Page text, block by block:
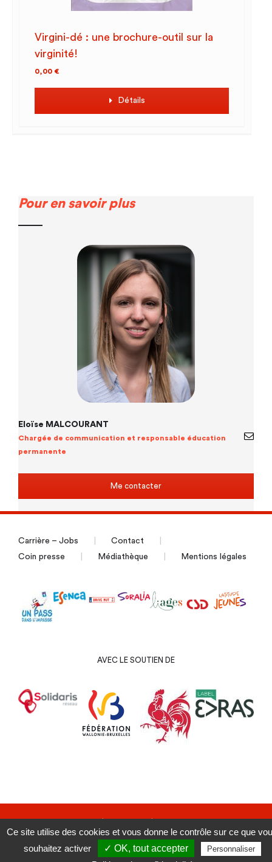
Virgini-dé : une brochure-outil sur la
virginité!
0,00 €
Détails
Pour en savoir plus
Eloïse MALCOURANT
Chargée de communication et responsable éducation
permanente
Me contacter
Carrière – Jobs
Contact
Coin presse
Médiathèque Mentions légales
AVEC LE SOUTIEN DE
Facebook
Ce site utilise des cookies et vous donne le contrôle sur ce que
souhaitez activer
✓ OK, tout accepter Personnaliser